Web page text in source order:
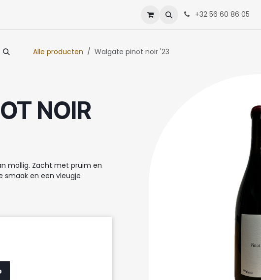
+32 56 60 86 05
Alle producten Walgate pinot noir '23
NOIR
mollig. Zacht met pruim en
smaak en een vleugje